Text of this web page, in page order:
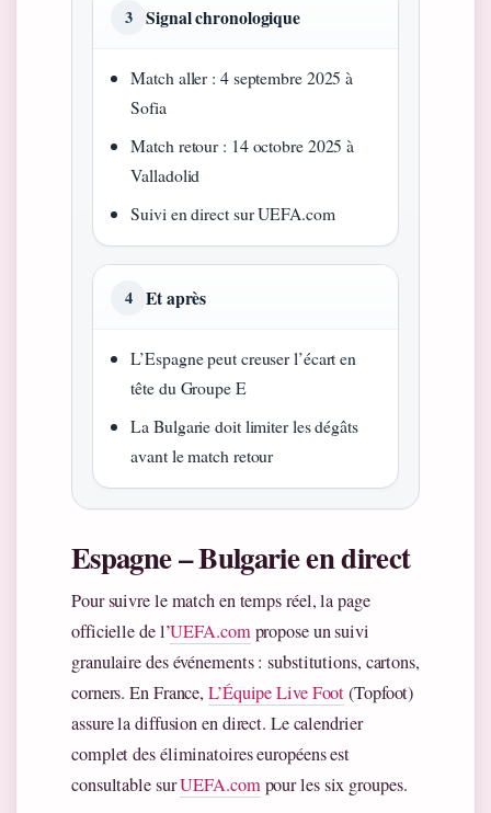
3 Signal chronologique
Match aller : 4 septembre 2025 à
Sofia
Match retour : 14 octobre 2025 à
Valladolid
Suivi en direct sur UEFA.com
4 Et après
L’Espagne peut creuser l’écart en
tête du Groupe E
La Bulgarie doit limiter les dégâts
avant le match retour
Espagne – Bulgarie en direct
Pour suivre le match en temps réel, la page
officielle de l’UEFA.compropose un suivi
granulaire des événements : substitutions, cartons,
corners. En France,L’Équipe Live Foot(Topfoot)
assure la diffusion en direct. Le calendrier
complet des éliminatoires européens est
consultable surUEFA.compour les six groupes.